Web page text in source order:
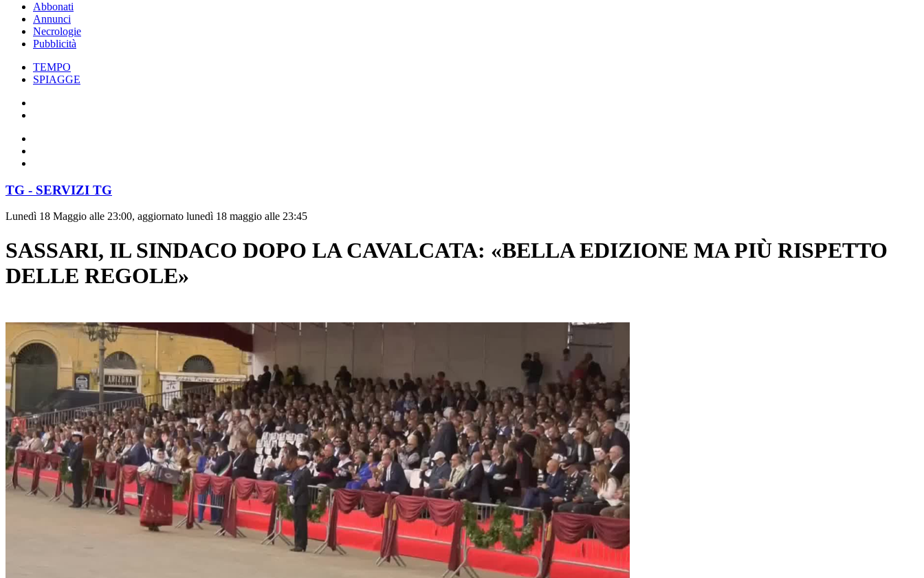
Abbonati
Annunci
Necrologie
Pubblicità
TEMPO
SPIAGGE
TG - SERVIZI TG
Lunedì 18 Maggio alle 23:00, aggiornato lunedì 18 maggio alle 23:45
SASSARI, IL SINDACO DOPO LA CAVALCATA: «BELLA EDIZIONE MA PIÙ RISPETTO
DELLE REGOLE»